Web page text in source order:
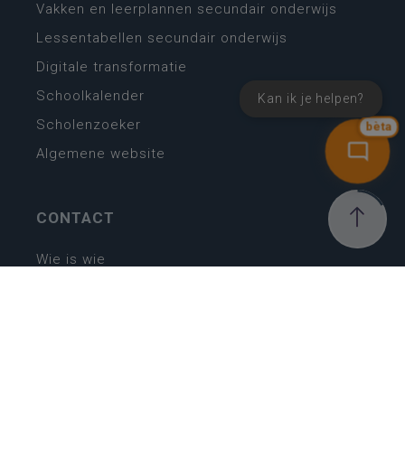
bèta
Kan ik je helpen?
Vakken en leerplannen secundair onderwijs
Lessentabellen secundair onderwijs
Digitale transformatie
Schoolkalender
Scholenzoeker
Algemene website
CONTACT
Wie is wie